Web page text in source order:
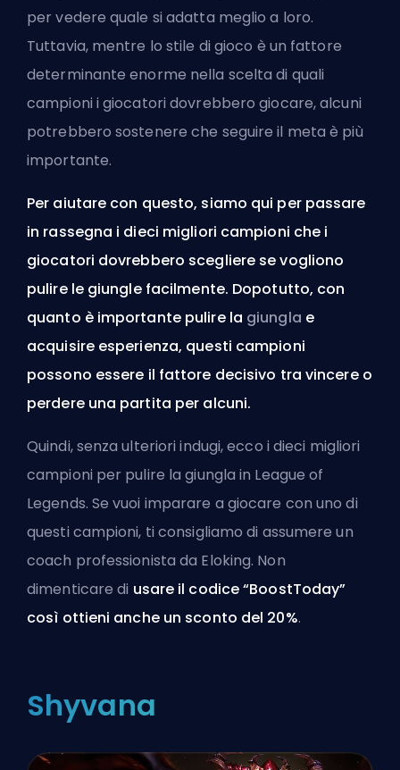
per vedere quale si adatta meglio a loro.
Tuttavia, mentre lo stile di gioco è un fattore
determinante enorme nella scelta di quali
campioni i giocatori dovrebbero giocare, alcuni
potrebbero sostenere che seguire il meta è più
importante.
Per aiutare con questo, siamo qui per passare
in rassegna i dieci migliori campioni che i
giocatori dovrebbero scegliere se vogliono
pulire le giungle facilmente. Dopotutto, con
quanto è importante pulire la giungla e
acquisire esperienza, questi campioni
possono essere il fattore decisivo tra vincere o
perdere una partita per alcuni.
Quindi, senza ulteriori indugi, ecco i dieci migliori
campioni per pulire la giungla in League of
Legends. Se vuoi imparare a giocare con uno di
questi campioni, ti consigliamo di assumere un
coach professionista da Eloking. Non
dimenticare di usare il codice “BoostToday”
così ottieni anche un sconto del 20%.
Shyvana